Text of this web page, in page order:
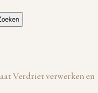
Verdriet verwerken en